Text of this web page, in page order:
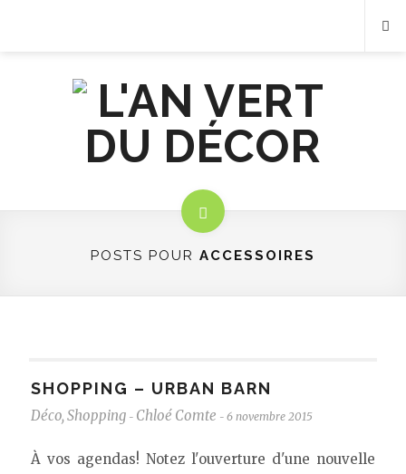
POSTS POUR ACCESSOIRES
SHOPPING – URBAN BARN
Déco, Shopping - Chloé Comte - 6 novembre 2015
À vos agendas! Notez l'ouverture d'une nouvelle